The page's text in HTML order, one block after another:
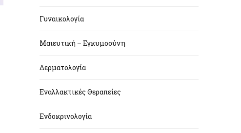
Γυναικολογία
Μαιευτική – Εγκυμοσύνη
Δερματολογία
Εναλλακτικές Θεραπείες
Ενδοκρινολογία